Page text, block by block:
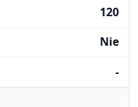
120
Nie
-